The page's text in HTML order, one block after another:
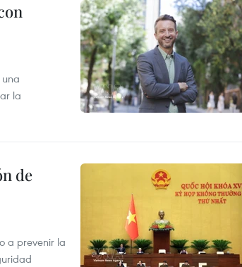
la
de
a prevenir la